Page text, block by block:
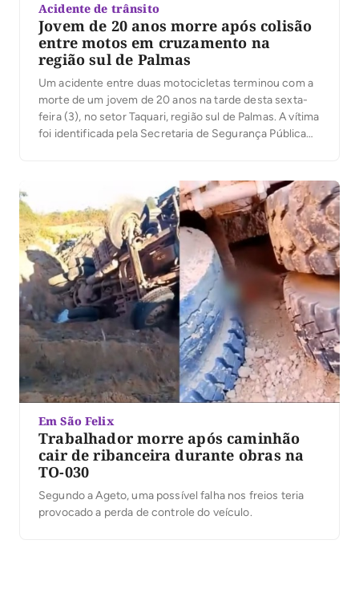
Acidente de trânsito
Jovem de 20 anos morre após colisão
entre motos em cruzamento na
região sul de Palmas
Um acidente entre duas motocicletas terminou com a
morte de um jovem de 20 anos na tarde desta sexta-
feira (3), no setor Taquari, região sul de Palmas. A vítima
foi identificada pela Secretaria de Segurança Pública
Em São Felix
Trabalhador morre após caminhão
cair de ribanceira durante obras na
TO-030
Segundo a Ageto, uma possível falha nos freios teria
provocado a perda de controle do veículo.